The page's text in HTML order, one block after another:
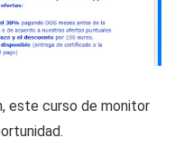
este curso de monitor